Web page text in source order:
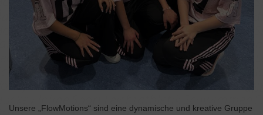
Unsere „FlowMotions“ sind eine dynamische und kreative Gruppe